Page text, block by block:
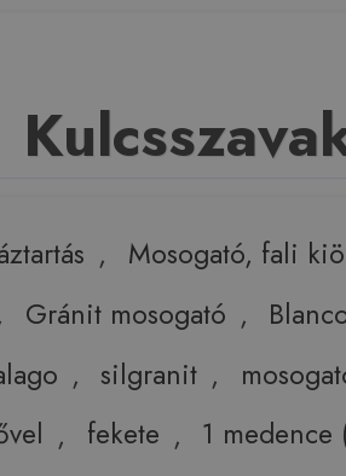
,
Mosogató, fali
Gránit mosogató ,
, silgranit ,
, fekete , 1 medence